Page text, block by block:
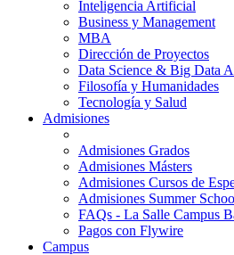
Inteligencia Artificial
Business y Management
MBA
Dirección de Proyectos
Data Science & Big Data
Filosofía y Humanidades
Tecnología y Salud
Admisiones
Admisiones Grados
Admisiones Másters
Admisiones Cursos de
Admisiones Summer
FAQs - La Salle Campus
Pagos con Flywire
Campus